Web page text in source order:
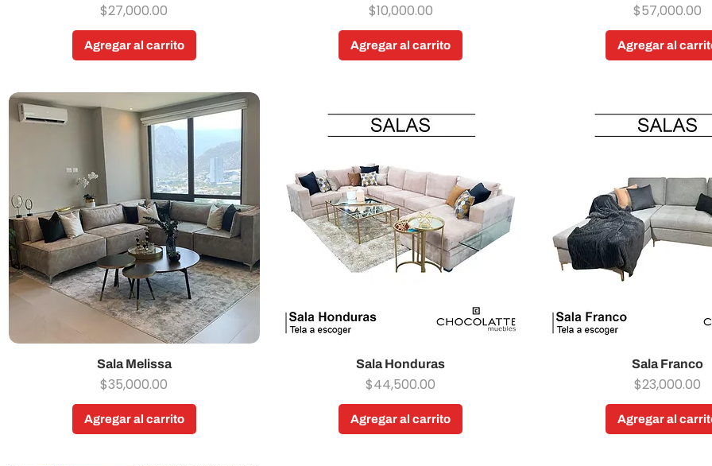
Precio
$27,000.00
Agregar al carrito
Precio
$10,000.00
Agregar al carrito
Precio
$57,000.00
Agregar al
Vista rápida
Sala Melissa
Precio
$35,000.00
Agregar al carrito
Vista rápida
Sala Honduras
Precio
$44,500.00
Agregar al carrito
Vista rápida
Sala Franco
Precio
$23,000.00
Agregar al